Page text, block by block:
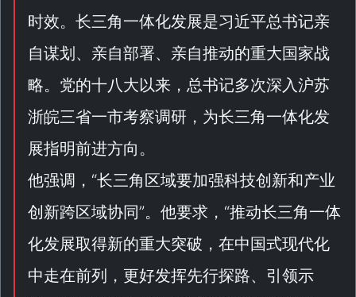
时效。长三角一体化发展是习近平总书记亲
自谋划、亲自部署、亲自推动的重大国家战
略。党的十八大以来，总书记多次深入沪苏
浙皖三省一市考察调研，为长三角一体化发
展指明前进方向。
他强调，“长三角区域要加强科技创新和产业
创新跨区域协同”。他要求，“推动长三角一体
化发展取得新的重大突破，在中国式现代化
中走在前列，更好发挥先行探路、引领示